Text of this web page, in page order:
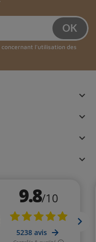
concernant l'utilisation des



